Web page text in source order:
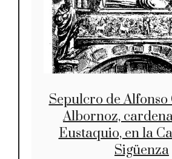
Sepulcro de
Albornoz,
Eustaquio, en la
Sigüenza